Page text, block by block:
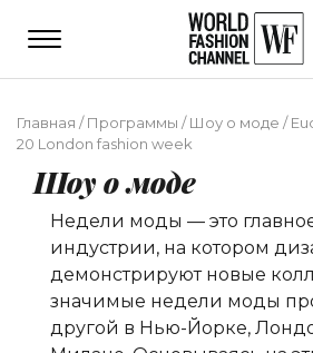
Главная /Программы /Шоу о моде /
20 London fashion week
Шоу о моде
Недели моды — это
индустрии, на котором
демонстрируют новые
значимые недели моды
другой в Нью-Йорке,